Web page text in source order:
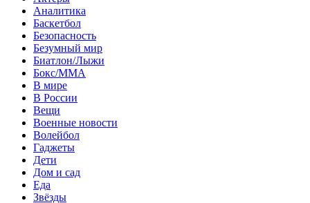
Аналитика
Баскетбол
Безопасность
Безумный мир
Биатлон/Лыжи
Бокс/MMA
В мире
В России
Вещи
Военные новости
Волейбол
Гаджеты
Дети
Дом и сад
Еда
Звёзды